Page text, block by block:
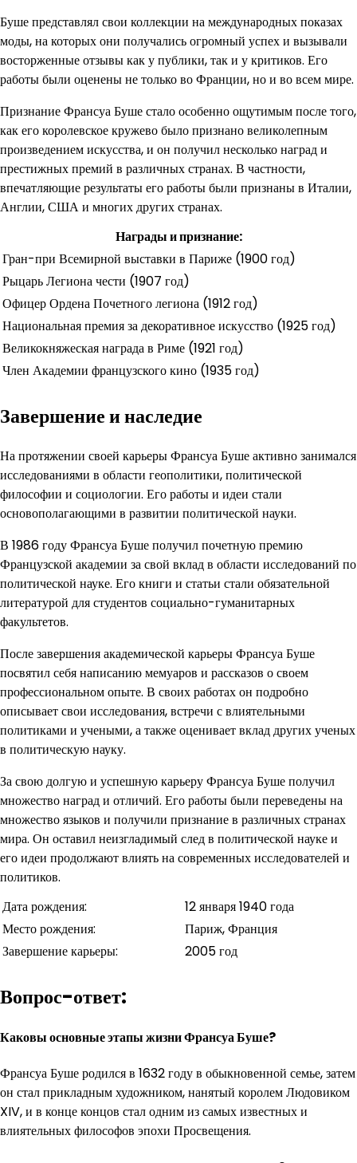
Буше представлял свои коллекции на международных показах
моды, на которых они получались огромный успех и вызывали
восторженные отзывы как у публики, так и у критиков. Его
работы были оценены не только во Франции, но и во всем мире.
Признание Франсуа Буше стало особенно ощутимым после того,
как его королевское кружево было признано великолепным
произведением искусства, и он получил несколько наград и
престижных премий в различных странах. В частности,
впечатляющие результаты его работы были признаны в Италии,
Англии, США и многих других странах.
Награды и признание:
Гран-при Всемирной выставки в Париже (1900 год)
Рыцарь Легиона чести (1907 год)
Офицер Ордена Почетного легиона (1912 год)
Национальная премия за декоративное искусство (1925 год)
Великокняжеская награда в Риме (1921 год)
Член Академии французского кино (1935 год)
Завершение и наследие
На протяжении своей карьеры Франсуа Буше активно занимался
исследованиями в области геополитики, политической
философии и социологии. Его работы и идеи стали
основополагающими в развитии политической науки.
В 1986 году Франсуа Буше получил почетную премию
Французской академии за свой вклад в области исследований по
политической науке. Его книги и статьи стали обязательной
литературой для студентов социально-гуманитарных
факультетов.
После завершения академической карьеры Франсуа Буше
посвятил себя написанию мемуаров и рассказов о своем
профессиональном опыте. В своих работах он подробно
описывает свои исследования, встречи с влиятельными
политиками и учеными, а также оценивает вклад других ученых
в политическую науку.
За свою долгую и успешную карьеру Франсуа Буше получил
множество наград и отличий. Его работы были переведены на
множество языков и получили признание в различных странах
мира. Он оставил неизгладимый след в политической науке и
его идеи продолжают влиять на современных исследователей и
политиков.
Дата рождения:
12 января 1940 года
Место рождения:
Париж, Франция
Завершение карьеры:
2005 год
Вопрос-ответ:
Каковы основные этапы жизни Франсуа Буше?
Франсуа Буше родился в 1632 году в обыкновенной семье, затем
он стал прикладным художником, нанятый королем Людовиком
XIV, и в конце концов стал одним из самых известных и
влиятельных философов эпохи Просвещения.